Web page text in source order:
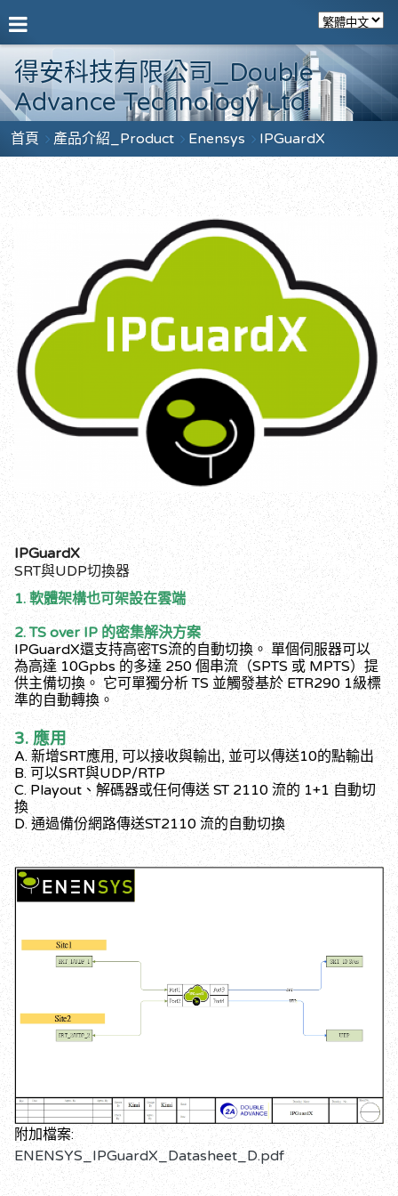
得安科技有限公司_Double
Advance Technology Ltd.
首頁 產品介紹_Product Enensys IPGuardX
IPGuardX
SRT與UDP切換器
1. 軟體架構也可架設在雲端
2. TS over IP 的密集解決方案
IPGuardX還支持高密TS流的自動切換。 單個伺服器可以
為高達 10Gpbs 的多達 250 個串流（SPTS 或 MPTS）提
供主備切換。 它可單獨分析 TS 並觸發基於 ETR290 1級標
準的自動轉換。
3. 應用
A. 新增SRT應用, 可以接收與輸出, 並可以傳送10的點輸出
B. 可以SRT與UDP/RTP
C. Playout、解碼器或任何傳送 ST 2110 流的 1+1 自動切
換
D. 通過備份網路傳送ST2110 流的自動切換
附加檔案:
ENENSYS_IPGuardX_Datasheet_D.pdf